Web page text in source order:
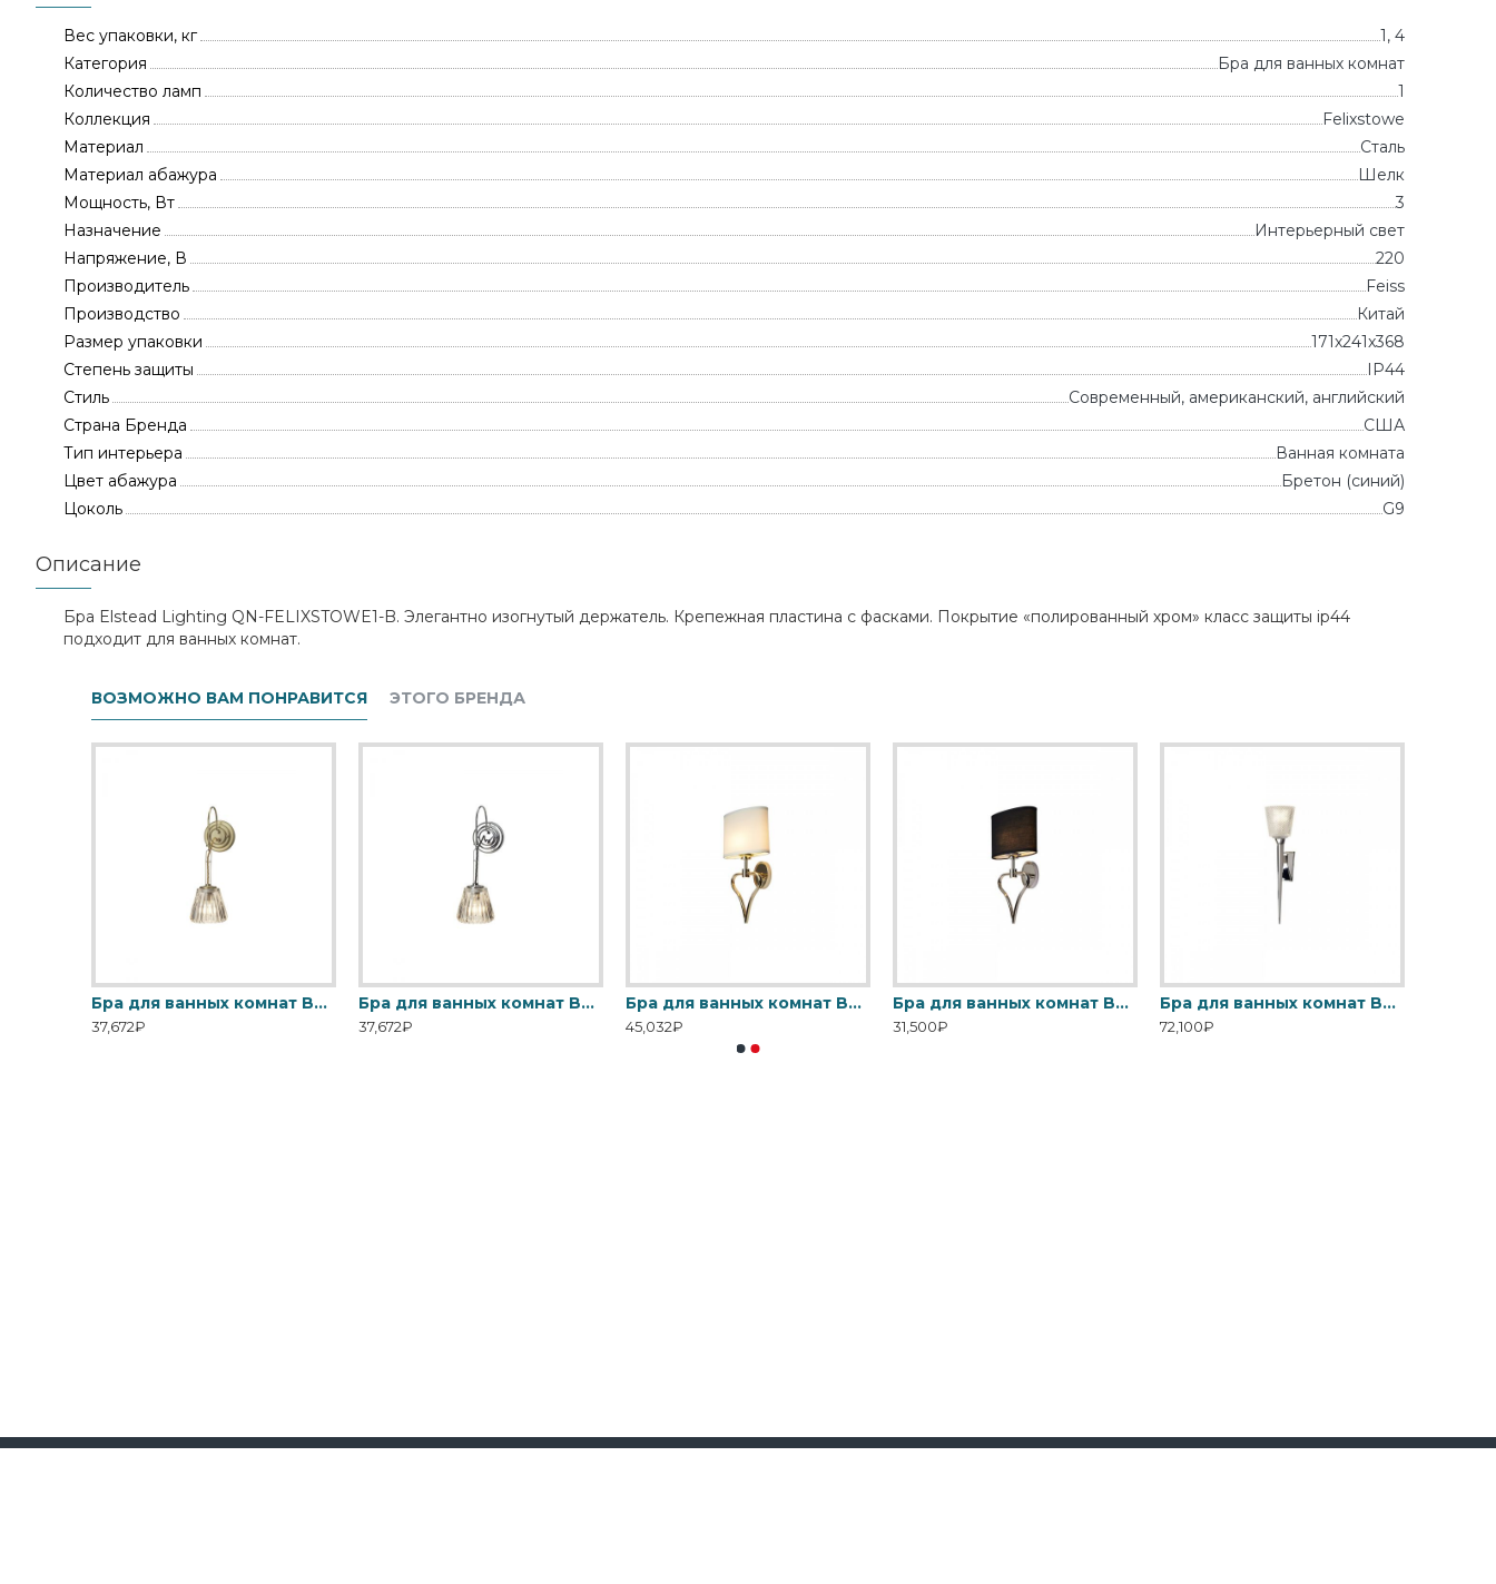
Вес упаковки, кг
1, 4
Категория
Бра для ванных комнат
Количество ламп
1
Коллекция
Felixstowe
Материал
Сталь
Материал абажура
Шелк
Мощность, Вт
3
Назначение
Интерьерный свет
Напряжение, В
220
Производитель
Feiss
Производство
Китай
Размер упаковки
171x241x368
Степень защиты
IP44
Стиль
Современный, американский, английский
Страна Бренда
CША
Тип интерьера
Ванная комната
Цвет абажура
Бретон (синий)
Цоколь
G9
Описание
Бра Elstead Lighting QN-FELIXSTOWE1-B. Элегантно изогнутый держатель. Крепежная пластина с фасками. Покрытие «полированный хром» класс защиты ip44
подходит для ванных комнат.
ВОЗМОЖНО ВАМ ПОНРАВИТСЯ ЭТОГО БРЕНДА
Бра для ванных комнат BATH-DEMELZA-BB Elstead, арт. BATH-DEMELZA-BB
37,672₽
Бра для ванных комнат BATH-DEMELZA-PC Elstead, арт. BATH-DEMELZA-PC
37,672₽
Бра для ванных комнат BATH-FALMOUTH-FG Elstead, арт. BATH-FALMOUTH-FG
45,032₽
Бра для ванных комнат BATH-FALMOUTH-PC Elstead, арт. BATH-FALMOUTH-PC
31,500₽
Бра для ванных комнат BATH-VERITY-PC Elstead, арт. BATH-VERITY-PC
72,100₽